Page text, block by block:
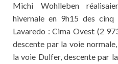
Michi Wohlleben
hivernale en 9h15 des
Lavaredo : Cima Ovest (2
descente par la voie
la voie Dulfer, descente par